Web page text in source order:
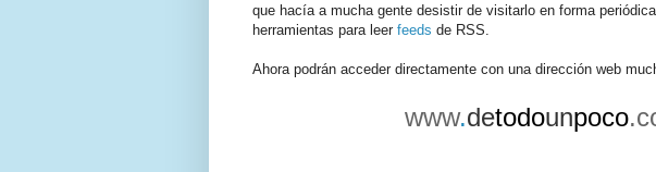
que hacía a mucha gente desistir de visitarlo en forma
herramientas para leer feeds de RSS.
Ahora podrán acceder directamente con una dirección web
www.detodounpoco